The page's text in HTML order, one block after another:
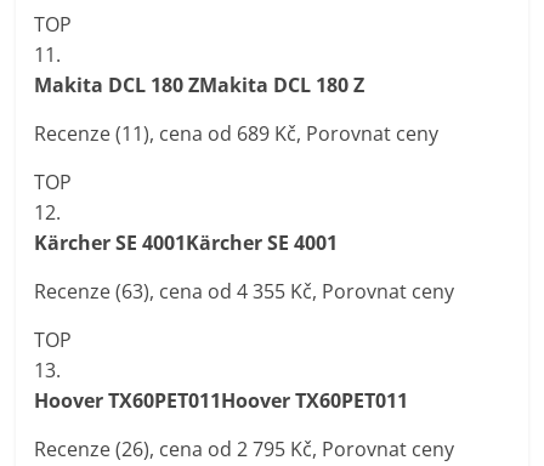
TOP
11.
Makita DCL 180 ZMakita DCL 180 Z
Recenze (11), cena od 689 Kč, Porovnat ceny
TOP
12.
Kärcher SE 4001Kärcher SE 4001
Recenze (63), cena od 4 355 Kč, Porovnat ceny
TOP
13.
Hoover TX60PET011Hoover TX60PET011
Recenze (26), cena od 2 795 Kč, Porovnat ceny